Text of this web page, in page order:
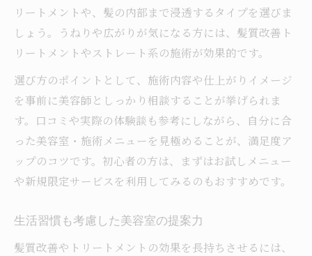
リートメントや、髪の内部まで浸透するタイプを選びま
しょう。うねりや広がりが気になる方には、髪質改善ト
リートメントやストレート系の施術が効果的です。
選び方のポイントとして、施術内容や仕上がりイメージ
を事前に美容師としっかり相談することが挙げられま
す。口コミや実際の体験談も参考にしながら、自分に合
った美容室・施術メニューを見極めることが、満足度ア
ップのコツです。初心者の方は、まずはお試しメニュー
や新規限定サービスを利用してみるのもおすすめです。
生活習慣も考慮した美容室の提案力
髪質改善やトリートメントの効果を長持ちさせるには、